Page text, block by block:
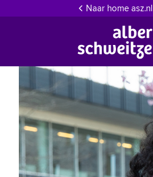
Naar home asz.nl